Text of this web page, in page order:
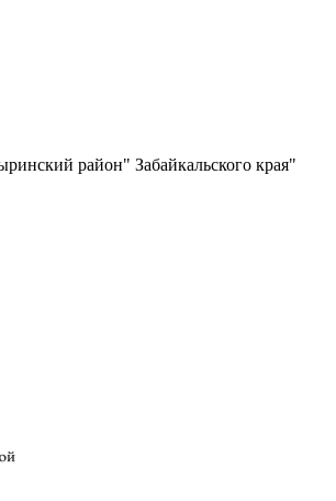
район" Забайкальского края"